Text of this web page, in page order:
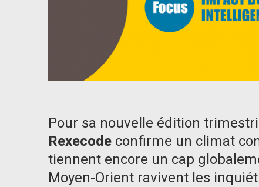
Pour sa nouvelle édition
Rexecodeconfirme un climat
tiennent encore un cap
Moyen-Orient ravivent les